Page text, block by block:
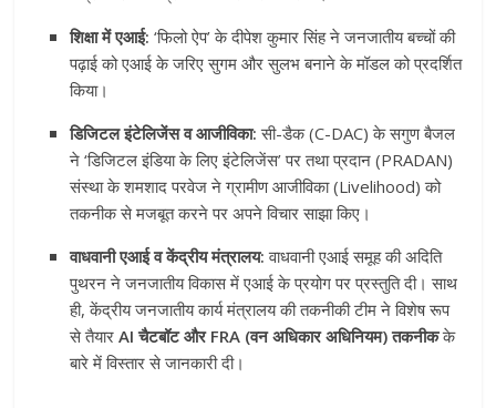
शिक्षा में एआई: ‘फिलो ऐप’ के दीपेश कुमार सिंह ने जनजातीय बच्चों की
पढ़ाई को एआई के जरिए सुगम और सुलभ बनाने के मॉडल को प्रदर्शित
किया।
डिजिटल इंटेलिजेंस व आजीविका: सी-डैक (C-DAC) के सगुण बैजल
ने ‘डिजिटल इंडिया के लिए इंटेलिजेंस’ पर तथा प्रदान (PRADAN)
संस्था के शमशाद परवेज ने ग्रामीण आजीविका (Livelihood) को
तकनीक से मजबूत करने पर अपने विचार साझा किए।
वाधवानी एआई व केंद्रीय मंत्रालय: वाधवानी एआई समूह की अदिति
पुथरन ने जनजातीय विकास में एआई के प्रयोग पर प्रस्तुति दी। साथ
ही, केंद्रीय जनजातीय कार्य मंत्रालय की तकनीकी टीम ने विशेष रूप
से तैयारAI चैटबॉट और FRA (वन अधिकार अधिनियम) तकनीकके
बारे में विस्तार से जानकारी दी।